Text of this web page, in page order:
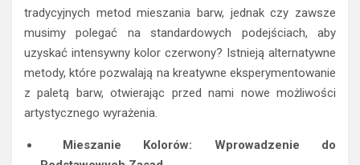
musimy polegać na standardowych podejściach, aby
uzyskać intensywny kolor czerwony? Istnieją alternatywne
metody, które pozwalają na kreatywne eksperymentowanie
z paletą barw, otwierając przed nami nowe możliwości
artystycznego wyrażenia.
Mieszanie Kolorów: Wprowadzenie do
Podstawowych Zasad